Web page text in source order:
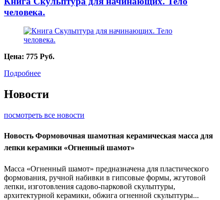
человека.
Цена: 775 Руб.
Подробнее
Новости
посмотреть все новости
Новость Формовочная шамотная керамическая масса для
лепки керамики «Огненный шамот»
Масса «Огненный шамот» предназначена для пластического
формования, ручной набивки в гипсовые формы, жгутовой
лепки, изготовления садово-парковой скульптуры,
архитектурной керамики, обжига огненной скульптуры...